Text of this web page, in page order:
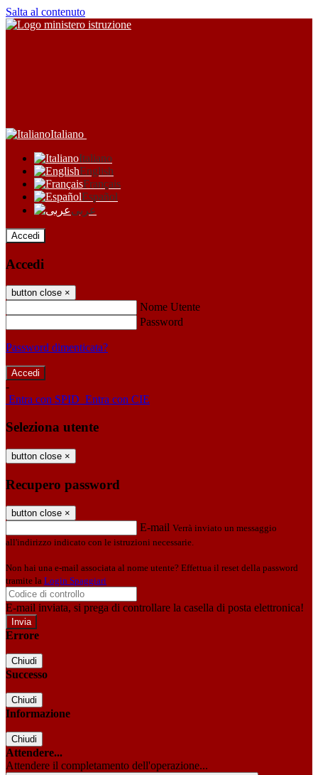
Salta al contenuto
Italiano
Italiano
English
Français
Español
عربى
Accedi
Accedi
button close ×
Nome Utente
Password
Password dimenticata?
-
Entra con SPID Entra con CIE
Seleziona utente
button close ×
Recupero password
button close ×
E-mail Verrà inviato un messaggio
all'indirizzo indicato con le istruzioni necessarie.
Non hai una e-mail associata al nome utente? Effettua il reset della password
tramite la Login Spaggiari
E-mail inviata, si prega di controllare la casella di posta elettronica!
Errore
Chiudi
Successo
Chiudi
Informazione
Chiudi
Attendere...
Attendere il completamento dell'operazione...